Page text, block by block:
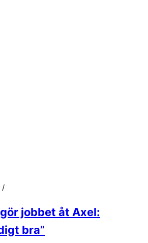
/
jobbet åt Axel:
bra”